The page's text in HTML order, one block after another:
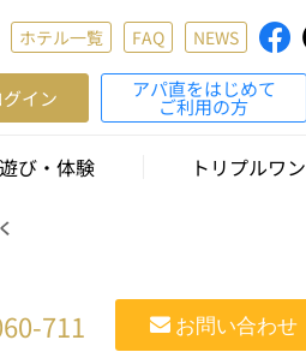
ホテル一覧 FAQ NEWS
グイン アパ直をはじめて
ご利用の方
遊び・体験 トリプルワン
711 お問い合わせ